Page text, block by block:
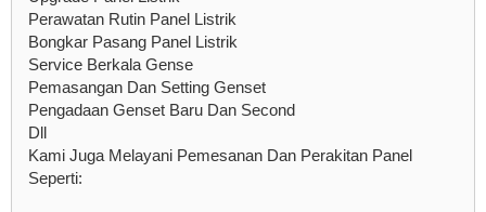
Perawatan Rutin Panel Listrik
Bongkar Pasang Panel Listrik
Service Berkala Gense
Pemasangan Dan Setting Genset
Pengadaan Genset Baru Dan Second
Dll
Kami Juga Melayani Pemesanan Dan Perakitan Panel
Seperti: